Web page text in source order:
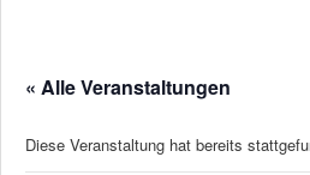
« Alle Veranstaltungen
Diese Veranstaltung hat bereits